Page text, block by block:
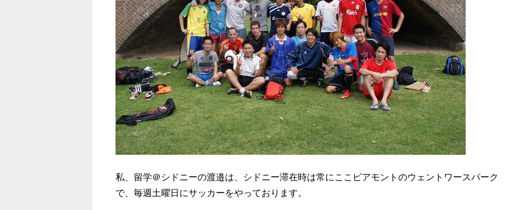
私、留学＠シドニーの渡邉は、シドニー滞在時は常にここピアモントのウェントワースパーク
で、毎週土曜日にサッカーをやっております。